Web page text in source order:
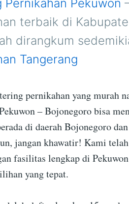
Pernikahan Pekuwon
terbaik di
dirangkum
Tangerang
pernikahan yang murah
– Bojonegoro bisa
di daerah Bojonegoro
jangan khawatir! Kami
fasilitas lengkap di
yang tepat.